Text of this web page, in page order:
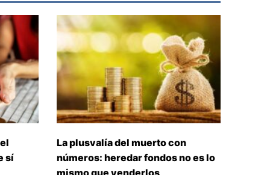
sí
La plusvalía del muerto con
números: heredar fondos no es lo
mismo que venderlos